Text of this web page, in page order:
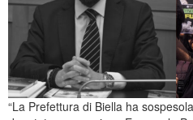
“La Prefettura di Biella ha